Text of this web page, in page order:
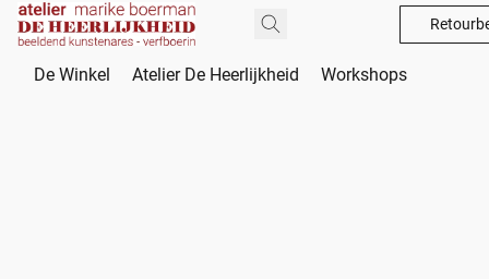
De Winkel Atelier De Heerlijkheid Workshops